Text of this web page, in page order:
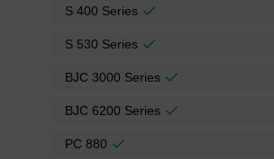
S 400 Series
S 530 Series
BJC 3000 Series
BJC 6200 Series
PC 880